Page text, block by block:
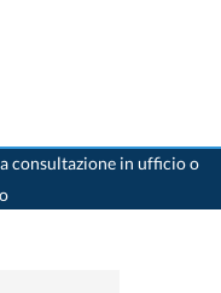
consultazione in ufficio o
>Dr. Katherina Anderhalden